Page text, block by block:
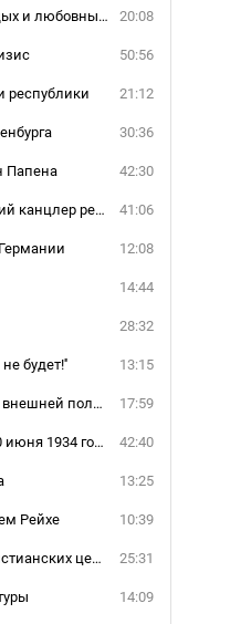
20:08
00022 Адольф Гитлер - отдых и любовные истории
50:56
21:12
республики
30:36
42:30
Папена
41:06
00027 Шлейхер - последний канцлер республики
12:08
14:44
28:32
13:15
будет!''
17:59
00032 Истоки нацистской внешней политики
42:40
00033 ''Кровавая чистка''30 июня 1934 года
13:25
10:39
Рейхе
25:31
00036 Преследование христианских церквей
14:09